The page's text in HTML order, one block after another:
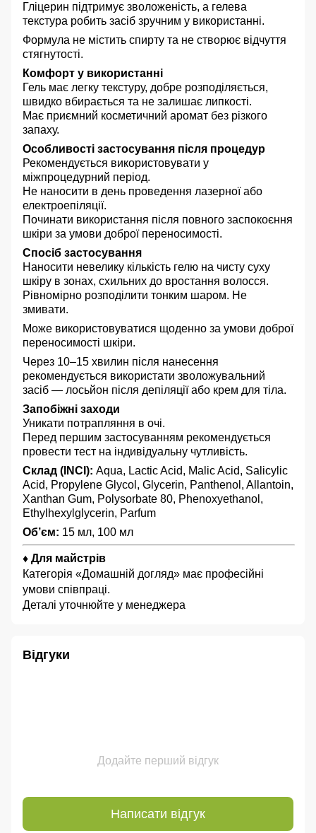
Гліцерин підтримує зволоженість, а гелева
текстура робить засіб зручним у використанні.
Формула не містить спирту та не створює відчуття
стягнутості.
Комфорт у використанні
Гель має легку текстуру, добре розподіляється,
швидко вбирається та не залишає липкості.
Має приємний косметичний аромат без різкого
запаху.
Особливості застосування після процедур
Рекомендується використовувати у
міжпроцедурний період.
Не наносити в день проведення лазерної або
електроепіляції.
Починати використання після повного заспокоєння
шкіри за умови доброї переносимості.
Спосіб застосування
Наносити невелику кількість гелю на чисту суху
шкіру в зонах, схильних до вростання волосся.
Рівномірно розподілити тонким шаром. Не
змивати.
Може використовуватися щоденно за умови доброї
переносимості шкіри.
Через 10–15 хвилин після нанесення
рекомендується використати зволожувальний
засіб — лосьйон після депіляції або крем для тіла.
Запобіжні заходи
Уникати потрапляння в очі.
Перед першим застосуванням рекомендується
провести тест на індивідуальну чутливість.
Склад (INCI): Aqua, Lactic Acid, Malic Acid, Salicylic
Acid, Propylene Glycol, Glycerin, Panthenol, Allantoin,
Xanthan Gum, Polysorbate 80, Phenoxyethanol,
Ethylhexylglycerin, Parfum
Об’єм: 15 мл, 100 мл
♦ Для майстрів
Категорія «Домашній догляд» має професійні
умови співпраці.
Деталі уточнюйте у менеджера
Відгуки
Додайте перший відгук
Написати відгук